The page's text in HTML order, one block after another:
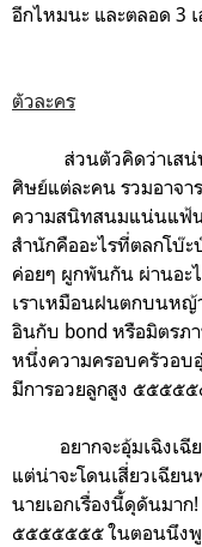
อีกไหมนะ และตลอด 3
ตัวละคร
ส่วนตัวคิดว่าเสน่ห์ข
ศิษย์แต่ละคน รวมอาจ
ความสนิทสนมแน่นแฟ้
สำนักคืออะไรที่ตลกโบ๊
ค่อยๆ ผูกพันกัน ผ่านอะ
เราเหมือนฝนตกบนหญ้
อินกับ bond หรือมิตรภ
หนึ่งความครอบครัวอบ
มีการอวยลูกสูง ๕๕๕๕
อยากจะอุ้มเฉิงเฉีย
แต่น่าจะโดนเสี่ยวเฉี
นายเอกเรื่องนี้ดุดันมาก
๕๕๕๕๕๕๕ ในตอนนึงพู